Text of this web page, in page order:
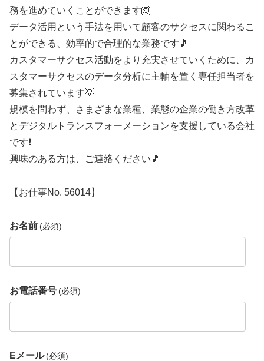
務を進めていくことができます🙆
データ活用という手法を用いて顧客のサクセスに関わるこ
とができる、効率的で合理的な業務です🎵
カスタマーサクセス活動をより充実させていくために、カ
スタマーサクセスのデータ分析に主軸を置く専任担当者を
募集されています💡
規模を問わず、さまざまな業種、業態の企業の働き方改革
とデジタルトランスフォーメーションを支援している会社
です❗
興味のある方は、ご連絡ください🎵
【お仕事No. 56014】
お名前 (必須)
お電話番号 (必須)
Eメール (必須)